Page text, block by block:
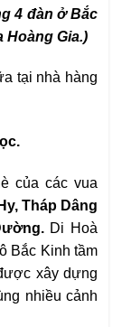
4 đàn ở Bắc
Hoàng Gia.)
tại nhà hàng
của các vua
Tháp Dâng
Di Hoà
Bắc Kinh tầm
xây dựng
nhiều cảnh